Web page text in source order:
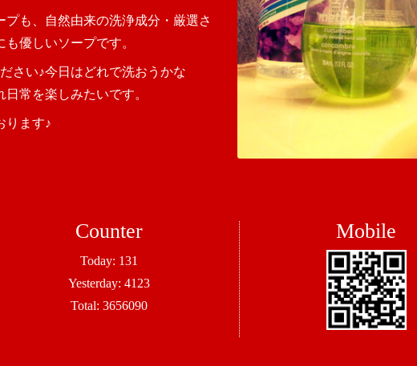
プも、自然由来の洗浄成分・厳選さ
優しいソープです。
さい♪今日はどれで洗おうかな
常を楽しみたいです。
ります♪
Counter
Today: 131
Yesterday: 4123
Total: 3656090
Mobile